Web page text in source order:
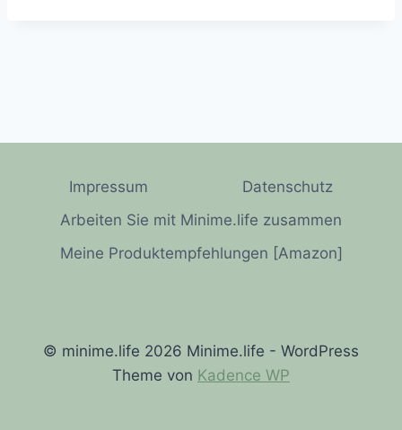
Impressum
Datenschutz
Arbeiten Sie mit Minime.life zusammen
Meine Produktempfehlungen [Amazon]
© minime.life 2026 Minime.life - WordPress
Theme von Kadence WP